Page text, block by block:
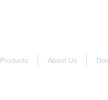
Products About Us